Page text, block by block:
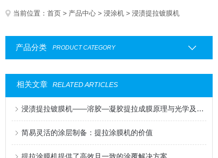
当前位置：首页 > 产品中心 >浸涂机 > 浸渍提拉镀膜机
产品分类 PRODUCT CATEGORY
相关文章 RELATED ARTICLES
浸渍提拉镀膜机——溶胶—凝胶提拉成膜原理与光学及功能涂层应用
简易灵活的涂层制备：提拉涂膜机的价值
提拉涂膜机提供了高效且一致的涂覆解决方案